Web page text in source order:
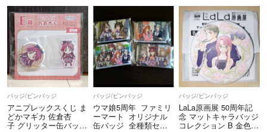
バッジ/ピンバッジ
アニプレックスくじ ま
どかマギカ 佐倉杏
子 グリッター缶バッ
バッジ/ピンバッジ
ウマ娘5周年 ファミリ
ーマート オリジナル
缶バッジ 全種類セッ
バッジ/ピンバッジ
LaLa原画展 50周年記
念 マットキャラバッジ
コレクション B 金色の